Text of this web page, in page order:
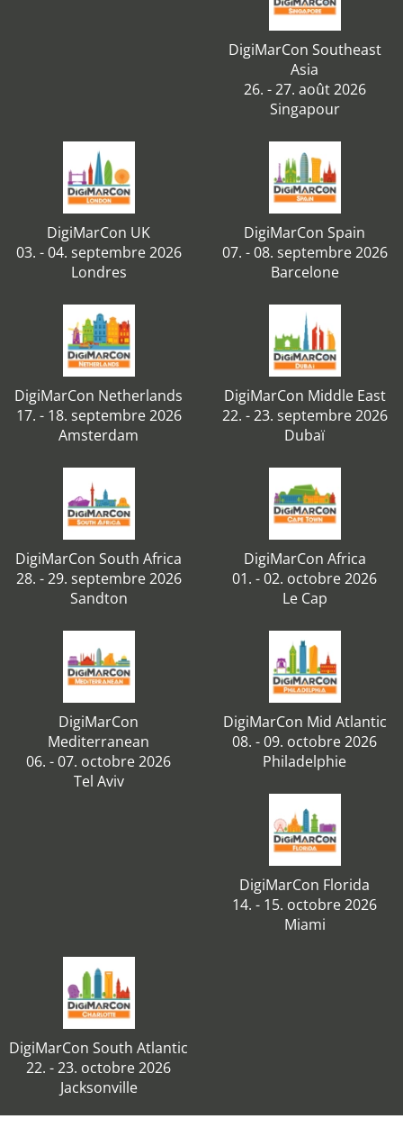
DigiMarCon Southeast
Asia
26. - 27. août 2026
Singapour
DigiMarCon UK
03. - 04. septembre 2026
Londres
DigiMarCon Spain
07. - 08. septembre 2026
Barcelone
DigiMarCon Netherlands
17. - 18. septembre 2026
Amsterdam
DigiMarCon Middle East
22. - 23. septembre 2026
Dubaï
DigiMarCon South Africa
28. - 29. septembre 2026
Sandton
DigiMarCon Africa
01. - 02. octobre 2026
Le Cap
DigiMarCon
Mediterranean
06. - 07. octobre 2026
Tel Aviv
DigiMarCon Mid Atlantic
08. - 09. octobre 2026
Philadelphie
DigiMarCon Florida
14. - 15. octobre 2026
Miami
DigiMarCon South Atlantic
22. - 23. octobre 2026
Jacksonville